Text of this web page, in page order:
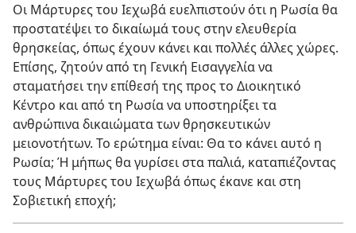
Οι Μάρτυρες του Ιεχωβά ευελπιστούν ότι η Ρωσία θα
προστατέψει το δικαίωμά τους στην ελευθερία
θρησκείας, όπως έχουν κάνει και πολλές άλλες χώρες.
Επίσης, ζητούν από τη Γενική Εισαγγελία να
σταματήσει την επίθεσή της προς το Διοικητικό
Κέντρο και από τη Ρωσία να υποστηρίξει τα
ανθρώπινα δικαιώματα των θρησκευτικών
μειονοτήτων. Το ερώτημα είναι: Θα το κάνει αυτό η
Ρωσία; Ή μήπως θα γυρίσει στα παλιά, καταπιέζοντας
τους Μάρτυρες του Ιεχωβά όπως έκανε και στη
Σοβιετική εποχή;